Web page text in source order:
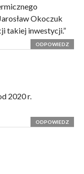
Okoczuk
takiej inwestycji.”
ODPOWIEDZ
2020 r.
ODPOWIEDZ